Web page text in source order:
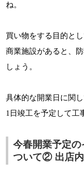
ね。
買い物をする目的と
商業施設があると、
しょう。
具体的な開業日に関
1 日竣工を予定して工
今春開業予定
ついて② 出店内